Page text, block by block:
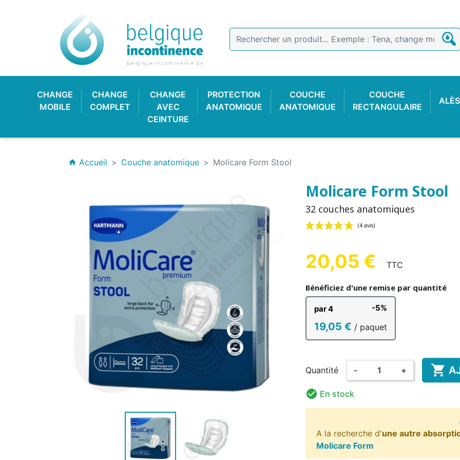
CHANGE
MOBILE
CHANGE
COMPLET
CHANGE
AVEC
CEINTURE
PROTECTION
ANATOMIQUE
PROTECTION
ANATOMIQUE FEMME
ANATOMIQUE HOMME
COUCHE
ANATOMIQUE
COUCHE
RECTANGULAIRE
CULOTTE PLASTIQUE CULOTTE COTON SLIP DE FIXATION
PYJAMA BODY
HYGIÈNE & SOIN GANT D'EXAMEN
AIDE À LA CONTINENCE
DÉTACHANT &
DÉSODORISANT
DÉSINFECTION MAINS ET
SURFACES
CHANGE CLASSIQUE CHANGE FACILE
CULOTTE PLASTIQUE
LANGE PISCINE ENFANT MAILLOT DE BAIN ENFANT
COUCHE LAVABLE
ENFANT
HYGIÈNE & SOIN ENFANT
home Accueil Couche anatomique Molicare Form Stool
Molicare Form Stool
32 couches anatomiques
20,05 € TTC
Bénéficiez d'une remise par quantité
par 4 -5%
19,05 € / paquet
Quantité - + 
 En stock
A la recherche d'une autre
Molicare Form